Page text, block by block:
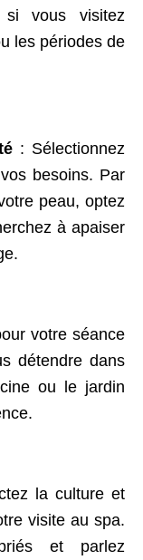
si vous visitez
les périodes de
: Sélectionnez
besoins. Par
peau, optez
à apaiser
votre séance
détendre dans
ou le jardin
la culture et
visite au spa.
et parlez